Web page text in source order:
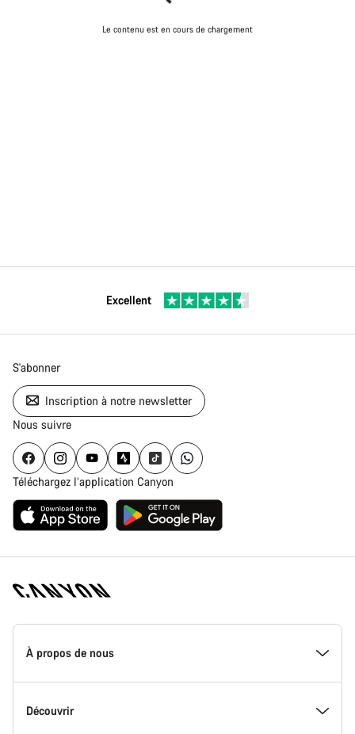
Le contenu est en cours de chargement
Excellent
S'abonner
Inscription à notre newsletter
Nous suivre
Téléchargez l’application Canyon
Page
d'accueil
Canyon
-
À propos de nous
Inside Canyon
Découvrir